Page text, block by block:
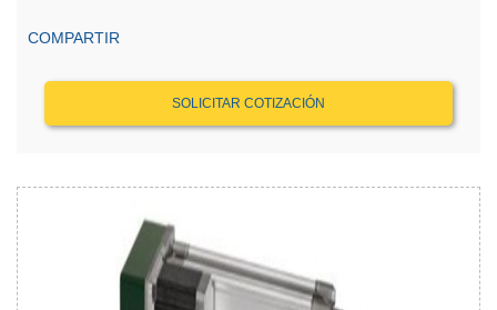
COMPARTIR
SOLICITAR COTIZACIÓN